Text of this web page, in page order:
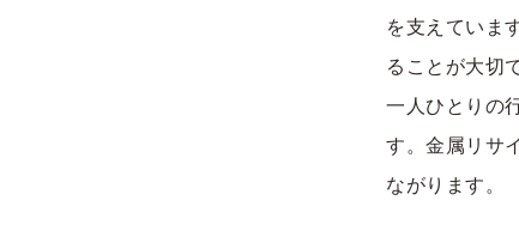
を支えていま
ることが大切
一人ひとりの
す。金属リサ
ながります。